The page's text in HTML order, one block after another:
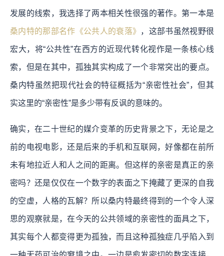
发展的线索，我选择了两本相关性很强的著作。第一本是
桑内特的那部名作《公共人的衰落》 ，这部书虽然视野很
宏大，将“公共性”在西方的近现代转化视作是一条核心线
索，但是在其中，孤独其实构成了一个非常突出的要点。
桑内特虽然把现代社会的特征概括为“亲密性社会”，但其
实这里的“亲密性”是多少带有反讽的意味的。
确实，在二十世纪的媒介变革的历史背景之下，无论是之
前的电视电影，还是后来的手机和互联网，好像都在前所
未有地拉近人和人之间的距离。但这样的亲密是真正的亲
密吗？还是仅仅在一个数字的表面之下掩藏了更深的自我
的空虚，人格的瓦解？所以桑内特最终得到的一个令人深
思的观察就是，在今天的公共领域的亲密性的面具之下，
其实每个人都变得更为孤独，而且这种孤独症几乎陷入到